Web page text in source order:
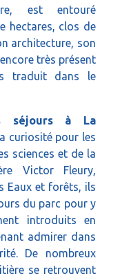
est entouré
hectares, clos de
architecture, son
très présent
traduit dans le
séjours à La
curiosité pour les
sciences et de la
Victor Fleury,
Eaux et forêts, ils
du parc pour y
introduits en
admirer dans
De nombreux
se retrouvent